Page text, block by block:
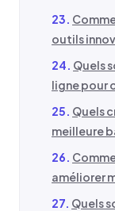
outils
Quels
ligne pour
Quels
meilleure
améliorer
Quels